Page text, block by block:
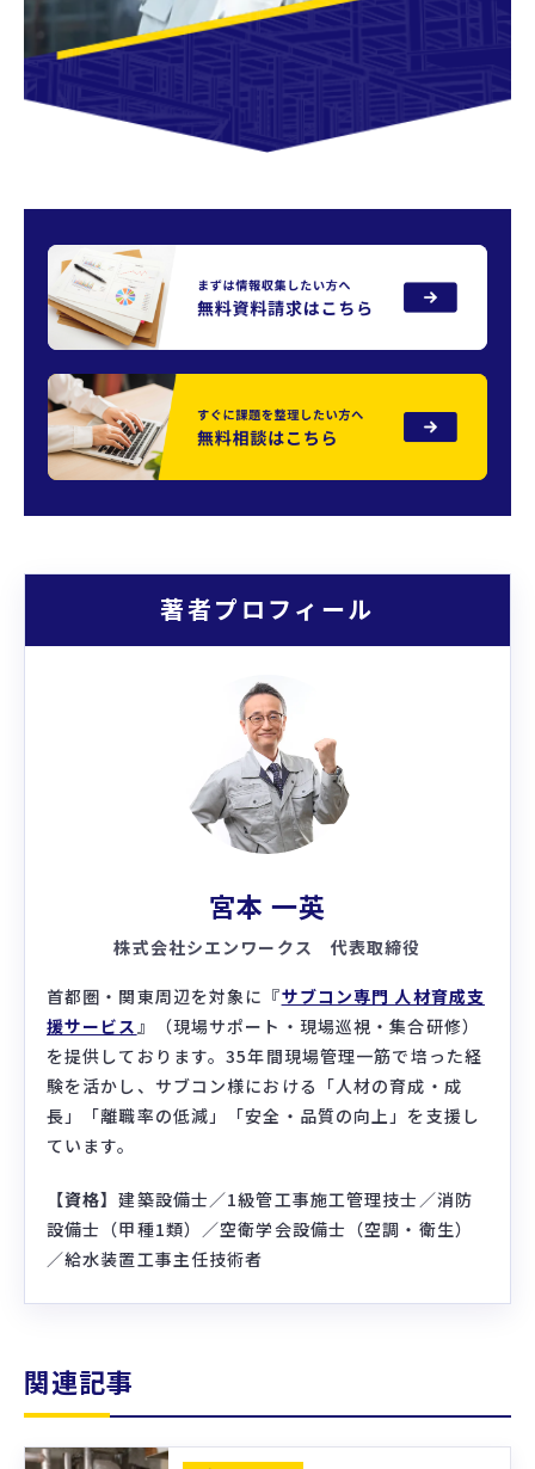
著者プロフィール
宮本 一英
株式会社シエンワークス 代表取締役
首都圏・関東周辺を対象に『サブコン専門 人材育成支
援サービス』（現場サポート・現場巡視・集合研修）
を提供しております。35年間現場管理一筋で培った経
験を活かし、サブコン様における「人材の育成・成
長」「離職率の低減」「安全・品質の向上」を支援し
ています。
【資格】建築設備士／1級管工事施工管理技士／消防
設備士（甲種1類）／空衛学会設備士（空調・衛生）
／給水装置工事主任技術者
関連記事